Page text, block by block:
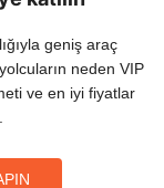
geniş araç
neden VIP
ve en iyi fiyatlar